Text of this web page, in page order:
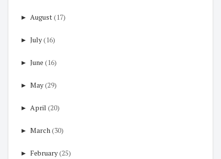
► August(17)
► July(16)
► June (16)
► May(29)
► April (20)
► March(30)
► February(25)